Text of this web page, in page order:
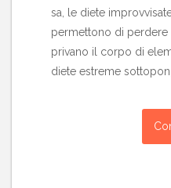
sa, le diete
permettono di
privano il corpo di
diete estreme